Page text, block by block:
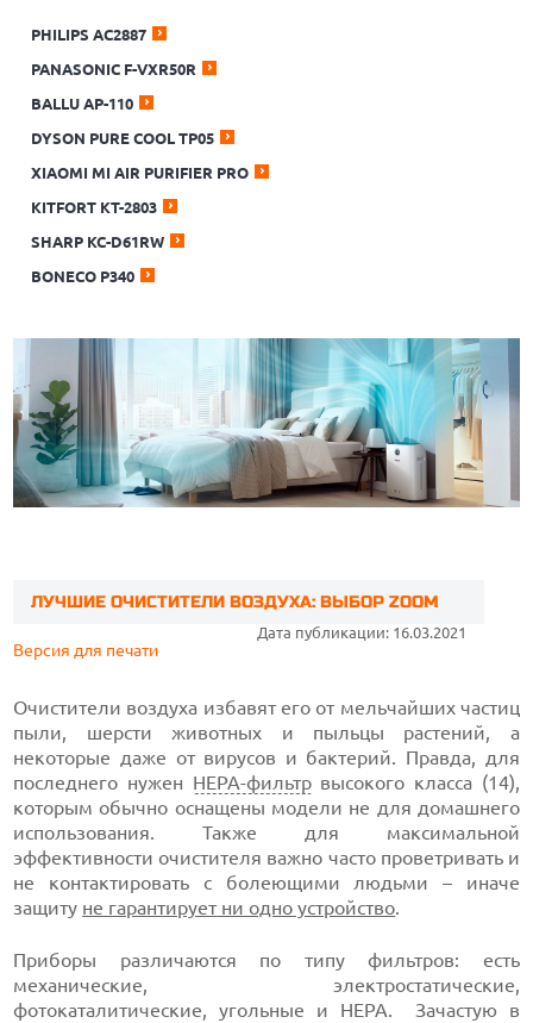
PHILIPS AC2887
PANASONIC F-VXR50R
BALLU AP-110
DYSON PURE COOL TP05
XIAOMI MI AIR PURIFIER PRO
KITFORT KT-2803
SHARP KC-D61RW
BONECO P340
ЛУЧШИЕ ОЧИСТИТЕЛИ ВОЗДУХА: ВЫБОР ZOOM
Дата публикации: 16.03.2021
Версия для печати
Очистители воздуха избавят его от мельчайших частиц
пыли, шерсти животных и пыльцы растений, а
некоторые даже от вирусов и бактерий. Правда, для
последнего нужен HEPA-фильтрвысокого класса (14),
которым обычно оснащены модели не для домашнего
использования. Также для максимальной
эффективности очистителя важно часто проветривать и
не контактировать с болеющими людьми – иначе
защиту не гарантируетни одно устройство.
Приборы различаются по типу фильтров: есть
механические, электростатические,
фотокаталитические, угольные и HEPA. Зачастую в